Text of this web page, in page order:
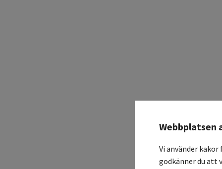
Webbplatsen
Vi använder
godkänner du att